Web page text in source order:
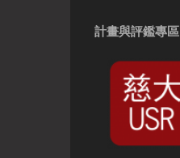
計畫與評鑑專區